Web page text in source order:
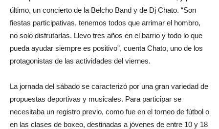
último, un concierto de la Belcho Band y de Dj Chato. “Son
fiestas participativas, tenemos todos que arrimar el hombro,
no solo disfrutarlas. Llevo tres años en el barrio y todo lo que
pueda ayudar siempre es positivo”, cuenta Chato, uno de los
protagonistas de las actividades del viernes.
La jornada del sábado se caracterizó por una gran variedad de
propuestas deportivas y musicales. Para participar se
necesitaba un registro previo, como fue en el torneo de fútbol o
en las clases de boxeo, destinadas a jóvenes de entre 10 y 18